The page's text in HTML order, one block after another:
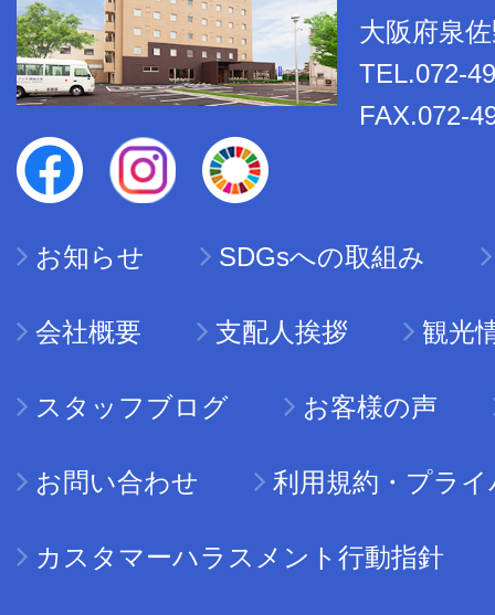
大阪府泉
TEL.072-
FAX.072-
お知らせ SDGsへの取組み
会社概要 支配人挨拶 観光
スタッフブログ お客様の声
お問い合わせ 利用規約・プラ
カスタマーハラスメント行動指針